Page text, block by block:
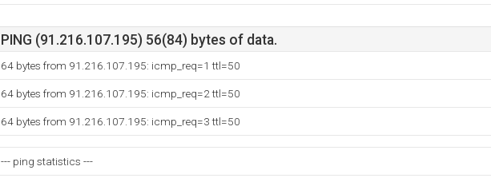
PING (91.216.107.195) 56(84) bytes of data.
64 bytes from 91.216.107.195: icmp_req=1 ttl=50
64 bytes from 91.216.107.195: icmp_req=2 ttl=50
64 bytes from 91.216.107.195: icmp_req=3 ttl=50
--- ping statistics ---